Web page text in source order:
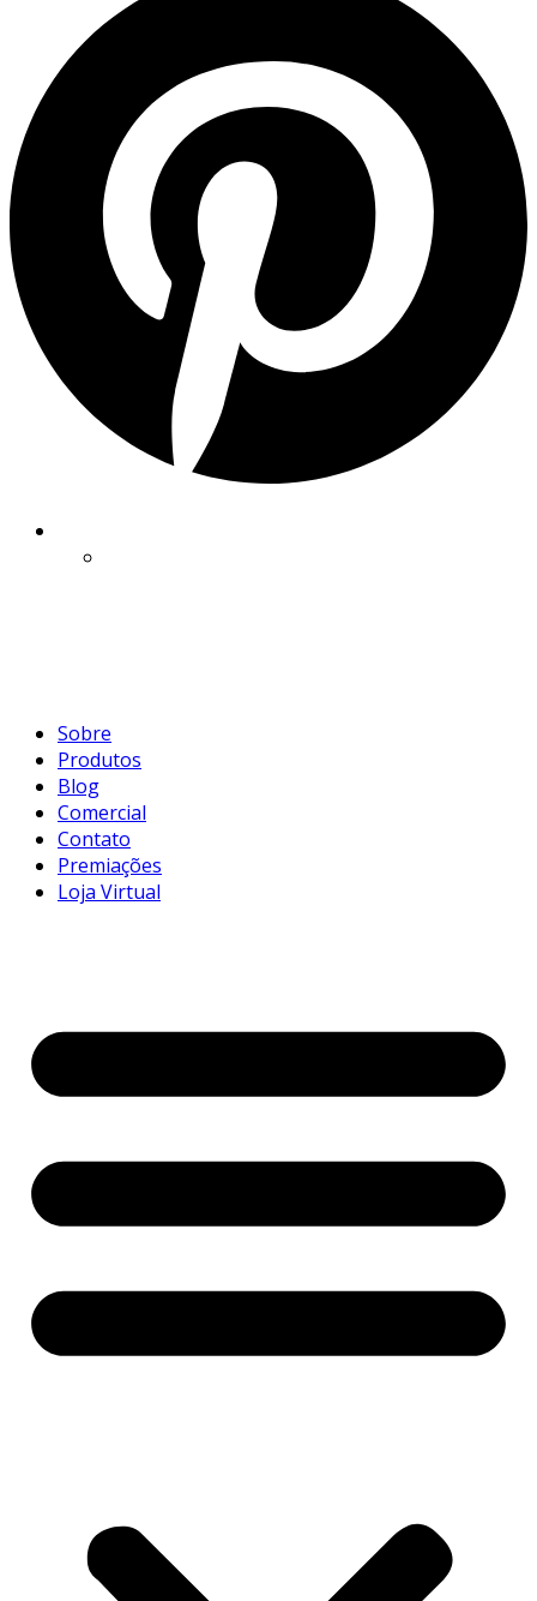
Sobre
Produtos
Blog
Comercial
Contato
Premiações
Loja Virtual